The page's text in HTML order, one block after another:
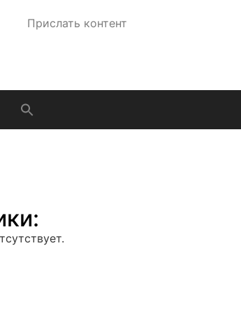
Прислать контент